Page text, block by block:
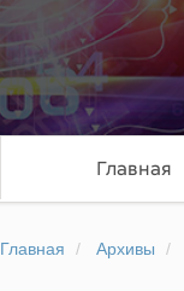
Главная
Главная Архивы